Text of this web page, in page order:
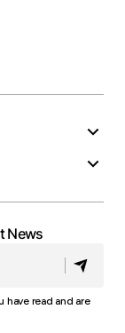
News
have read and are